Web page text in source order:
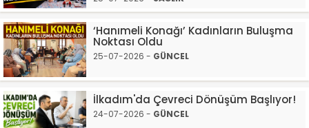
‘Hanımeli Konağı’ Kadınların Buluşma
Noktası Oldu
25-07-2026 - GÜNCEL
İlkadım'da Çevreci Dönüşüm Başlıyor!
24-07-2026 - GÜNCEL